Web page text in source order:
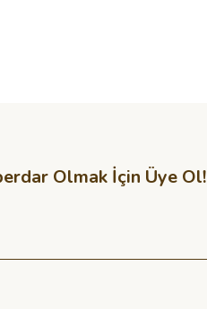
Olmak İçin Üye Ol!